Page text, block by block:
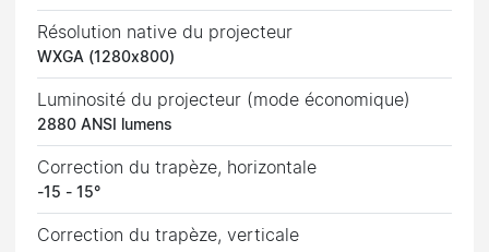
Résolution native du projecteur
WXGA (1280x800)
Luminosité du projecteur (mode économique)
2880 ANSI lumens
Correction du trapèze, horizontale
-15 - 15°
Correction du trapèze, verticale